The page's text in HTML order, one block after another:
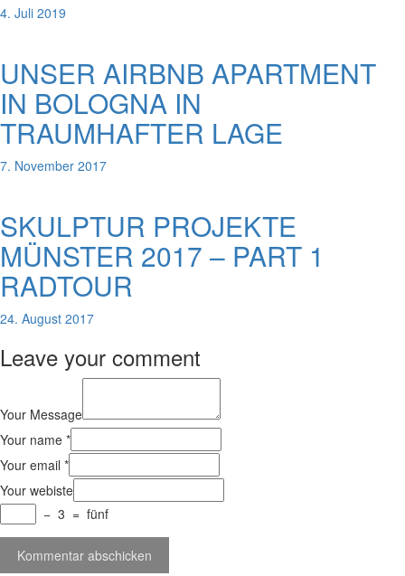
4. Juli 2019
UNSER AIRBNB APARTMENT
IN BOLOGNA IN
TRAUMHAFTER LAGE
7. November 2017
SKULPTUR PROJEKTE
MÜNSTER 2017 – PART 1
RADTOUR
24. August 2017
Leave your comment
Your Message
Your name *
Your email *
Your webiste
− 3 = fünf